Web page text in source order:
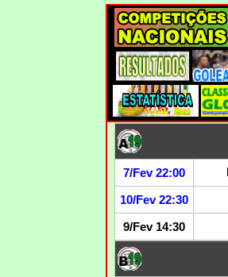
7/Fev 22:00
10/Fev 22:30
9/Fev 14:30